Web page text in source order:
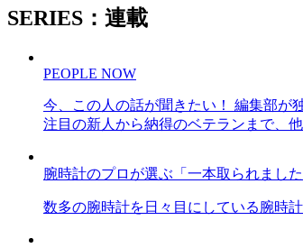
SERIES：連載
PEOPLE NOW
今、この人の話が聞きたい！ 編集部が
注目の新人から納得のベテランまで、
腕時計のプロが選ぶ「一本取られました
数多の腕時計を日々目にしている腕時